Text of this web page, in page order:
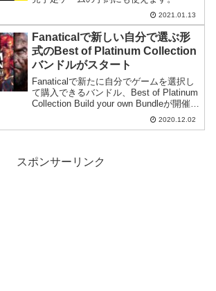
2021.01.13
Fanaticalで新しい自分で選ぶ形
式のBest of Platinum Collection
バンドルがスタート
Fanaticalで新たに自分でゲームを選択し
て購入できるバンドル、Best of Platinum
Collection Build your own Bundleが開催。
2本から選択できるので自分が欲しい物だ
けを支払い価格を抑えて手に入れること
2020.12.02
スポンサーリンク